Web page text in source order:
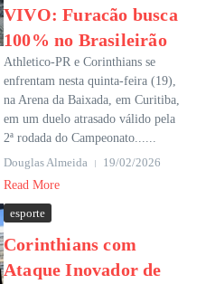
VIVO: Furacão busca
100% no Brasileirão
Athletico-PR e Corinthians se
enfrentam nesta quinta-feira (19),
na Arena da Baixada, em Curitiba,
em um duelo atrasado válido pela
2ª rodada do Campeonato......
Douglas Almeida
19/02/2026
Read More
esporte
Corinthians com
Ataque Inovador de